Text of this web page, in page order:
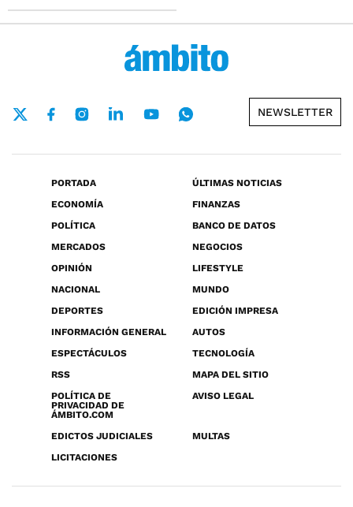
NEWSLETTER
PORTADA
ÚLTIMAS NOTICIAS
ECONOMÍA
FINANZAS
POLÍTICA
BANCO DE DATOS
MERCADOS
NEGOCIOS
OPINIÓN
LIFESTYLE
NACIONAL
MUNDO
DEPORTES
EDICIÓN IMPRESA
INFORMACIÓN GENERAL
AUTOS
ESPECTÁCULOS
TECNOLOGÍA
RSS
MAPA DEL SITIO
POLÍTICA DE
PRIVACIDAD DE
ÁMBITO.COM
AVISO LEGAL
EDICTOS JUDICIALES
MULTAS
LICITACIONES